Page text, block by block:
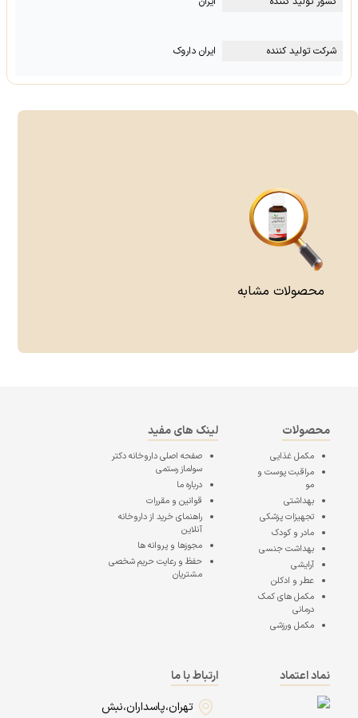
شرکت تولید کننده ایران داروک
محصولات مشابه
محصولات
مکمل غذایی
مراقبت پوست و
مو
بهداشتی
تجهیزات پزشکی
مادر و کودک
بهداشت جنسی
آرایشی
عطر و ادکلن
مکمل های کمک
درمانی
مکمل ورزشی
لینک های مفید
صفحه اصلیداروخانه دکتر
سولماز رستمی
درباره ما
قوانین و مقررات
راهنمای خرید از داروخانه
آنلاین
مجوزها و پروانه ها
حفظ و رعایت حریم شخصی
مشتریان
نماد اعتماد
ارتباط با ما
تهران،پاسداران،نبش